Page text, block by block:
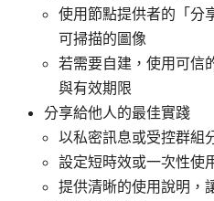
使用節點提供者的「分
可掃描的圖像
若需要自建，使用可信
與有效期限
分享給他人的最佳實踐
以私密訊息或受控群組
設定短時效或一次性使
提供清晰的使用說明，